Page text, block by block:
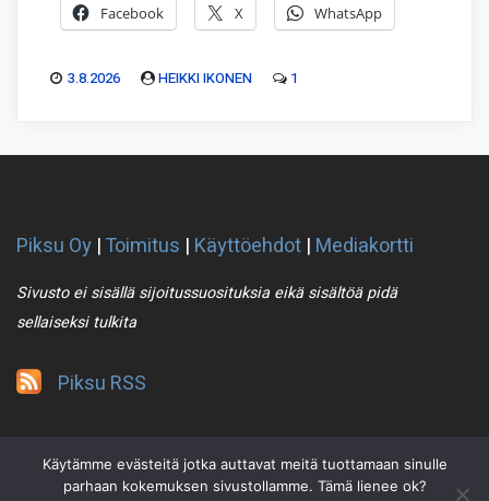
Facebook X WhatsApp
3.8.2026 HEIKKI IKONEN 1
Piksu Oy |Toimitus | Käyttöehdot | Mediakortti
Sivusto ei sisällä sijoitussuosituksia eikä sisältöä pidä
sellaiseksi tulkita
Piksu RSS
Käytämme evästeitä jotka auttavat meitä tuottamaan sinulle
parhaan kokemuksen sivustollamme. Tämä lienee ok?